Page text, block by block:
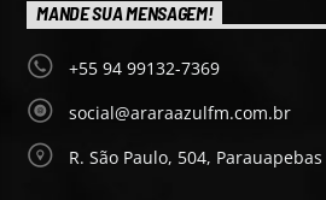
MANDE SUA MENSAGEM!
+55 94 99132-7369
social@araraazulfm.com.br
R. São Paulo, 504, Parauapebas